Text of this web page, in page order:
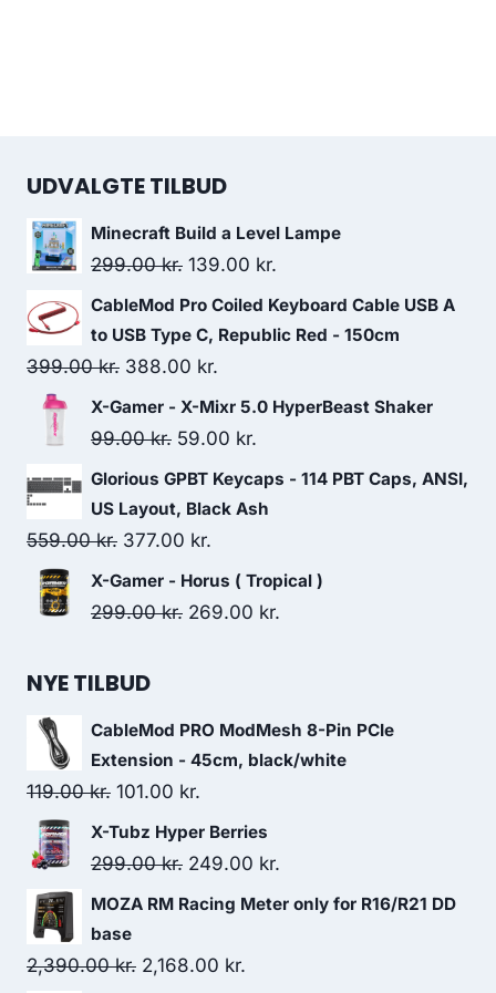
UDVALGTE TILBUD
Minecraft Build a Level Lampe
299.00kr. Original
price
was:
299.00 kr..
139.00 kr.
price
is:
CableMod Pro Coiled Keyboard Cable USB A
to USB Type C, Republic Red - 150cm
399.00kr. Original
price
was:
388.00 kr.
price
is:
X-Gamer - X-Mixr 5.0 HyperBeast Shaker
99.00kr. Original
price
was:
99.00 kr..
59.00 kr.
price
is:
Glorious GPBT Keycaps - 114 PBT Caps, ANSI,
US Layout, Black Ash
559.00kr. Original
price
was:
377.00 kr.
price
is:
X-Gamer - Horus ( Tropical )
299.00kr. Original
269.00 kr.
NYE TILBUD
CableMod PRO ModMesh 8-Pin PCIe
Extension - 45cm, black/white
119.00kr. Original
price
was:
101.00 kr.
price
is:
X-Tubz Hyper Berries
299.00kr. Original
price
299.00 kr..
249.00 kr.
price
MOZA RM Racing Meter only for R16/R21 DD
base
2,390.00kr. Original
2,168.00 kr.